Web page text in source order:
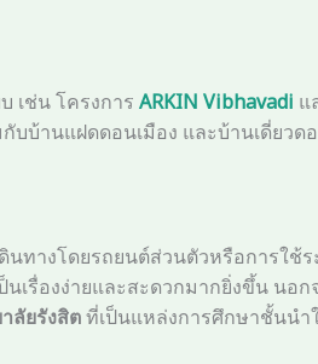
เช่น โครงการ ARKIN Vibhavadi แ
บ้านแฝดดอนเมือง และบ้านเดี่ยว
นทางโดยรถยนต์ส่วนตัวหรือการใ
นเรื่องง่ายและสะดวกมากยิ่งขึ้น น
ลัยรังสิตที่เป็นแหล่งการศึกษาชั้นนำ